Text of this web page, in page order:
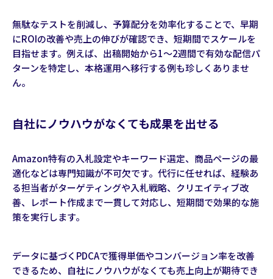
無駄なテストを削減し、予算配分を効率化することで、早期
にROIの改善や売上の伸びが確認でき、短期間でスケールを
目指せます。例えば、出稿開始から1〜2週間で有効な配信パ
ターンを特定し、本格運用へ移行する例も珍しくありませ
ん。
自社にノウハウがなくても成果を出せる
Amazon特有の入札設定やキーワード選定、商品ページの最
適化などは専門知識が不可欠です。代行に任せれば、経験あ
る担当者がターゲティングや入札戦略、クリエイティブ改
善、レポート作成まで一貫して対応し、短期間で効果的な施
策を実行します。
データに基づくPDCAで獲得単価やコンバージョン率を改善
できるため、自社にノウハウがなくても売上向上が期待でき